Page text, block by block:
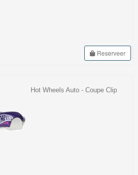
Reserveer
Hot Wheels Auto - Coupe Clip